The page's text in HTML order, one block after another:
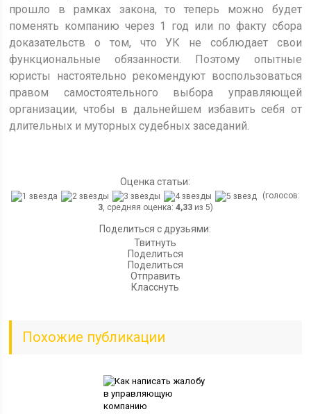
прошло в рамках закона, то теперь можно будет
поменять компанию через 1 год или по факту сбора
доказательств о том, что УК не соблюдает свои
функциональные обязанности. Поэтому опытные
юристы настоятельно рекомендуют воспользоваться
правом самостоятельного выбора управляющей
организации, чтобы в дальнейшем избавить себя от
длительных и муторных судебных заседаний.
Оценка статьи:
(голосов:
3, средняя оценка: 4,33из 5)
Поделиться с друзьями:
Твитнуть
Поделиться
Поделиться
Отправить
Класснуть
Похожие публикации